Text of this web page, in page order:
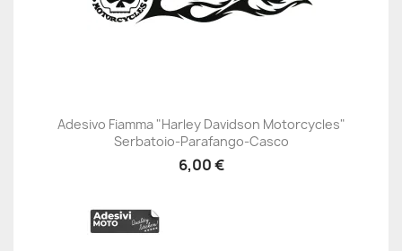
Adesivo Fiamma "Harley Davidson Motorcycles"
Serbatoio-Parafango-Casco
6,00 €